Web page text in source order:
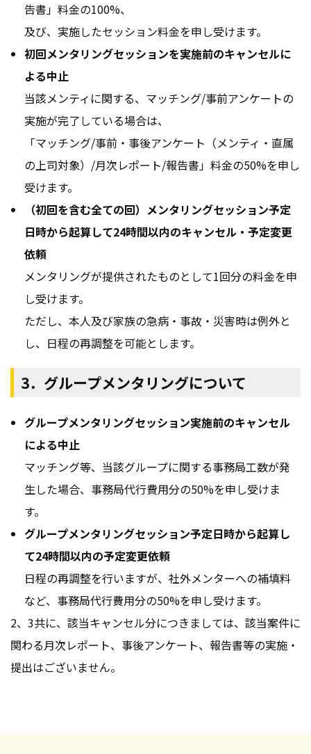
告書」料金の100%、
及び、実施したセッション料金を申し受けます。
初回メンタリングセッションを実施前のキャンセルに
よる中止
当該メンティに関する、マッチング/事前アンケートの
実施が完了している場合は、
「マッチング/事前・事後アンケート（メンティ・直属
の上司対象）/月次レポート/報告書」料金の50%を申し
受けます。
（初回を含む全ての回）メンタリングセッション予定
日時から起算して24時間以内のキャンセル・予定変更
依頼
メンタリングが提供されたものとして1回分の料金を申
し受けます。
ただし、本人及び家族の急病・事故・災害時は例外と
し、日程の再調整を可能とします。
3．グループメンタリングについて
グループメンタリングセッション実施前のキャンセル
による中止
マッチング等、当該グループに関する事務局工数が発
生した場合、事務局代行費用分の50%を申し受けま
す。
グループメンタリングセッション予定日時から起算し
て24時間以内の予定変更依頼
日程の再調整を行いますが、社外メンターへの補填料
など、事務局代行費用分の50%を申し受けます。
2、3共に、該当キャンセル分につきましては、該当案件に
関わる月次レポート、事後アンケート、報告書等の実施・
提出はございません。